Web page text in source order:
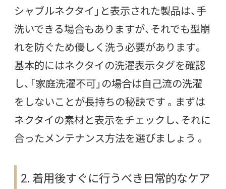
シャブルネクタイ」と表示された製品は、手
洗いできる場合もありますが、それでも型崩
れを防ぐため優しく洗う必要があります。
基本的にはネクタイの洗濯表示タグを確認
し、「家庭洗濯不可」の場合は自己流の洗濯
をしないことが長持ちの秘訣です 。まずは
ネクタイの素材と表示をチェックし、それに
合ったメンテナンス方法を選びましょう 。
2. 着用後すぐに行うべき日常的なケア